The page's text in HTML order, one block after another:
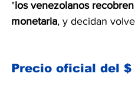
"los venezolanos
monetaria, y decidan
Precio oficial del $